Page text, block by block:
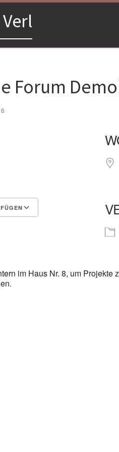
Forum
Google Kalender
im Haus Nr. 8, um